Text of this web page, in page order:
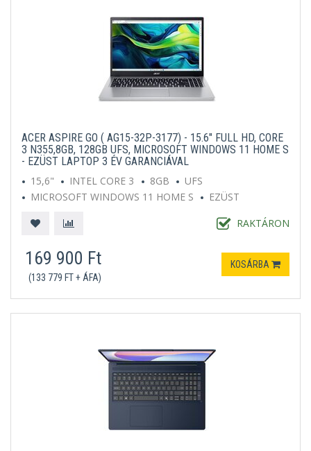
ACER ASPIRE GO ( AG15-32P-3177) - 15.6" FULL HD, CORE
3 N355,8GB, 128GB UFS, MICROSOFT WINDOWS 11 HOME S
- EZÜST LAPTOP 3 ÉV GARANCIÁVAL
15,6"
INTEL CORE 3 8GB
UFS
MICROSOFT WINDOWS 11 HOME S
EZÜST
RAKTÁRON
169 900 Ft
(133 779 FT + ÁFA)
KOSÁRBA